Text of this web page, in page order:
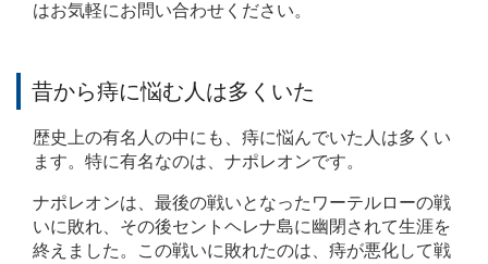
はお気軽にお問い合わせください。
昔から痔に悩む人は多くいた
歴史上の有名人の中にも、痔に悩んでいた人は多くい
ます。特に有名なのは、ナポレオンです。
ナポレオンは、最後の戦いとなったワーテルローの戦
いに敗れ、その後セントヘレナ島に幽閉されて生涯を
終えました。この戦いに敗れたのは、痔が悪化して戦